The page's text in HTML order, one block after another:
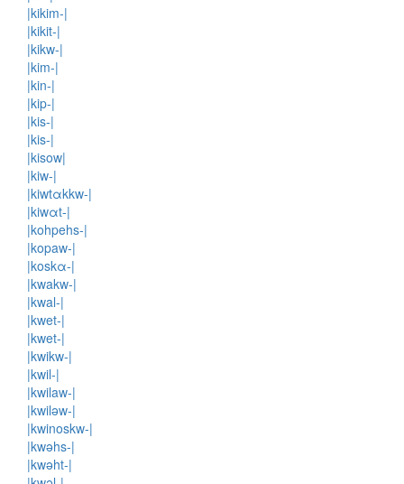
|kikim-|
|kikit-|
|kikw-|
|kim-|
|kin-|
|kip-|
|kis-|
|kis-|
|kisow|
|kiw-|
|kiwtαkkw-|
|kiwαt-|
|kohpehs-|
|kopaw-|
|koskα-|
|kwakw-|
|kwal-|
|kwet-|
|kwet-|
|kwikw-|
|kwil-|
|kwilaw-|
|kwiləw-|
|kwinoskw-|
|kwəhs-|
|kwəht-|